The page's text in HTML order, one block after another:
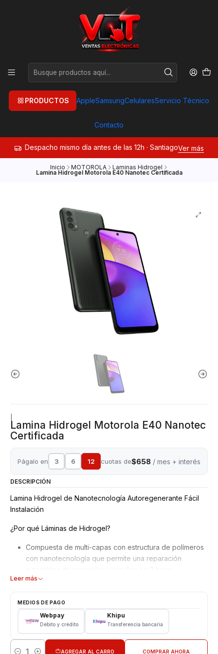
PRODUCTOS AppleSamsungCelularesServicio Técnico
Contacto
Despacho mismo día antes de las 12h · SantiagoVer más
Inicio MOTOROLA Laminas Hidrogel
Lamina Hidrogel Motorola E40 Nanotec Certificada
Lamina Hidrogel Motorola E40 Nanotec
Certificada
Págalo en 3 6 12 cuotas de$658 / mes + interés
DESCRIPCIÓN
Lamina Hidrogel de Nanotecnología Autoregenerante Fácil
Instalación
¿Por qué Láminas de Hidrogel?
Compuesta de multi-capas con estructura de polímeros
con nanotecnología que permite una reparación
Mejor adaptación y absorción de golpes, debido a su
No interfiere en el reconocimiento de la huella dactilar
en pantalla.
Material ultra delgado adaptable a todos los equipos,
definición.
Leer más
MEDIOS DE PAGO
Webpay
Débito y crédito
Khipu
Transferencia bancaria
AGREGAR AL CARRO COMPRAR AHORA